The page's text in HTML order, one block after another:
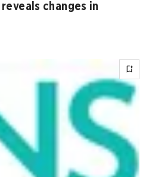
changes in